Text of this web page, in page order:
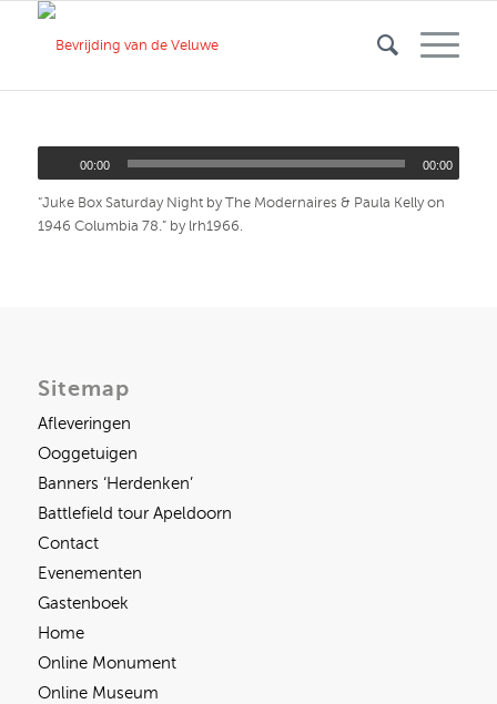
00:00 00:00
“Juke Box Saturday Night by The Modernaires & Paula Kelly on
1946 Columbia 78.” by lrh1966.
Sitemap
Afleveringen
Ooggetuigen
Banners ‘Herdenken’
Battlefield tour Apeldoorn
Contact
Evenementen
Gastenboek
Home
Online Monument
Online Museum